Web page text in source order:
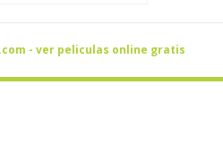
- ver peliculas online gratis